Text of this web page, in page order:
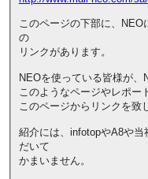
このページの下部に、
の
リンクがあります。
NEOを使っている皆様が、
このようなページやレポー
このページからリンクを致
紹介には、infotopやA8や
だいて
かまいません。